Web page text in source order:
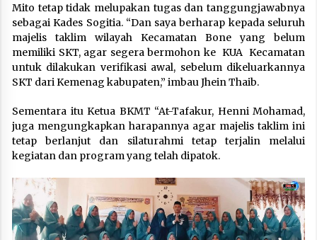
Mito tetap tidak melupakan tugas dan tanggungjawabnya
sebagai Kades Sogitia. “Dan saya berharap kepada seluruh
majelis taklim wilayah Kecamatan Bone yang belum
memiliki SKT, agar segera bermohon ke KUA Kecamatan
untuk dilakukan verifikasi awal, sebelum dikeluarkannya
SKT dari Kemenag kabupaten,” imbau Jhein Thaib.
Sementara itu Ketua BKMT “At-Tafakur, Henni Mohamad,
juga mengungkapkan harapannya agar majelis taklim ini
tetap berlanjut dan silaturahmi tetap terjalin melalui
kegiatan dan program yang telah dipatok.